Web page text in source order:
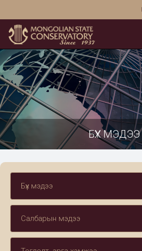
БҮХ МЭДЭЭ
Бүх мэдээ
Салбарын мэдээ